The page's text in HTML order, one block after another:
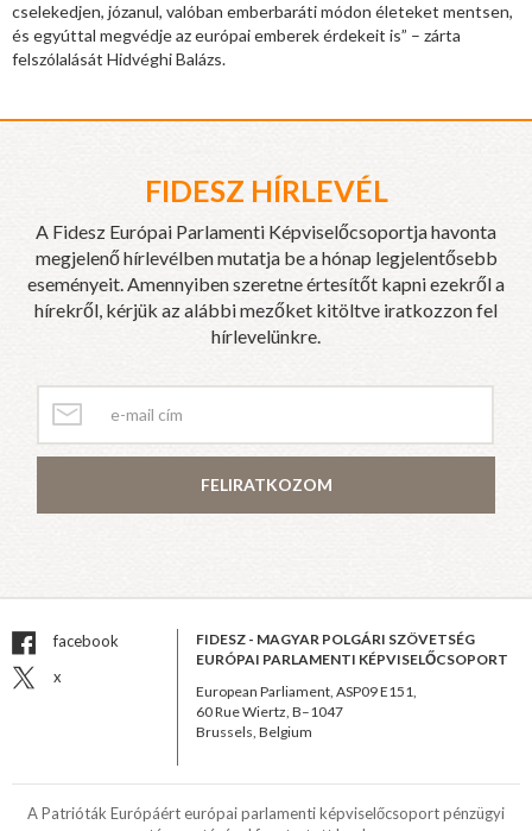
cselekedjen, józanul, valóban emberbaráti módon életeket mentsen,
és egyúttal megvédje az európai emberek érdekeit is” – zárta
felszólalását Hidvéghi Balázs.
FIDESZ HÍRLEVÉL
A Fidesz Európai Parlamenti Képviselőcsoportja havonta
megjelenő hírlevélben mutatja be a hónap legjelentősebb
eseményeit. Amennyiben szeretne értesítőt kapni ezekről a
hírekről, kérjük az alábbi mezőket kitöltve iratkozzon fel
hírlevelünkre.
FELIRATKOZOM
facebook
x
FIDESZ - MAGYAR POLGÁRI SZÖVETSÉG
EURÓPAI PARLAMENTI KÉPVISELŐCSOPORT
European Parliament, ASP09 E151,
60 Rue Wiertz, B–1047
Brussels, Belgium
A Patrióták Európáért európai parlamenti képviselőcsoport pénzügyi